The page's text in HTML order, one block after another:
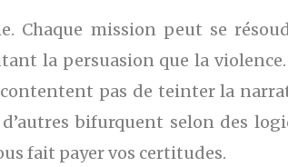
Chaque mission peut se
la persuasion que la
pas de teinter la
bifurquent selon des
fait payer vos certitudes.